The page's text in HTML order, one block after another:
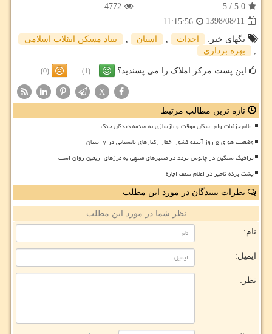
5.0
/
5
4772
1398/08/11
11:15:56
تگهای خبر:
احداث , استان ,
بنیاد مسكن انقلاب اسلامی
,
بهره برداری
این پست مرکز املاک را می پسندید؟ (1)
(0)
X
تازه ترین مطالب مرتبط
اعلام جزئیات وام اسکان موقت و بازسازی به صدمه دیدگان جنگ
وضعیت هوای ۵ روز آینده کشور اخطار رگبارهای تابستانی در ۷ استان
ترافیک سنگین در چالوس تردد در مسیرهای منتهی به مرزهای اربعین روان است
پشت پرده تاخیر در اعلام سقف اجاره
نظرات بینندگان در مورد این مطلب
نظر شما در مورد این مطلب
نام:
ایمیل:
نظر: